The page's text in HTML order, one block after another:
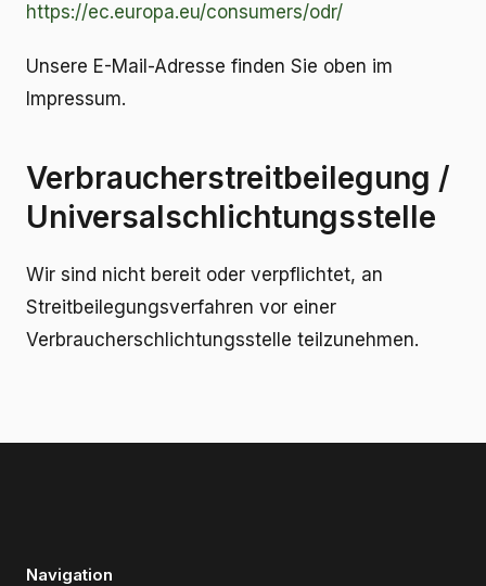
https://ec.europa.eu/consumers/odr/
Unsere E-Mail-Adresse finden Sie oben im
Impressum.
Verbraucherstreitbeilegung /
Universalschlichtungsstelle
Wir sind nicht bereit oder verpflichtet, an
Streitbeilegungsverfahren vor einer
Verbraucherschlichtungsstelle teilzunehmen.
Navigation